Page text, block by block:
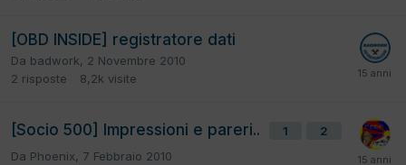
[OBD INSIDE] registratore dati
Da badwork, 2 Novembre 2010
2 risposte 8,2k visite
[Socio 500] Impressioni e pareri.. 1
2
Da Phoenix, 7 Febbraio 2010